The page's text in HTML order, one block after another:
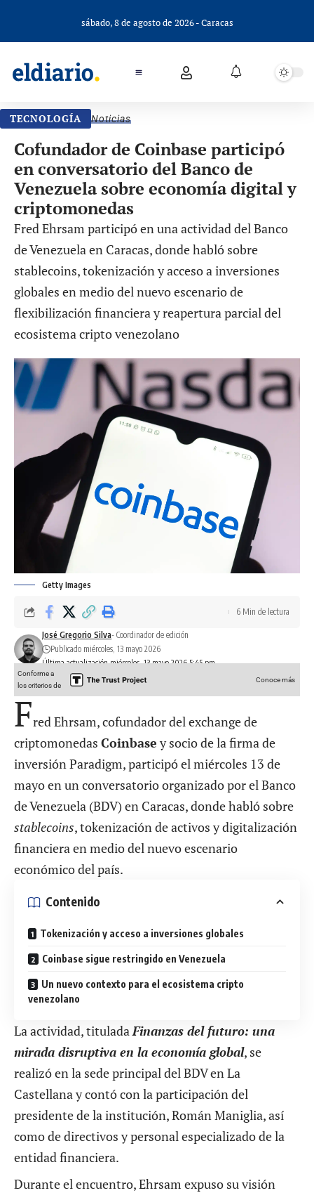
sábado, 8 de agosto de 2026 - Caracas
TECNOLOGÍA Noticias
Cofundador de Coinbase participó
en conversatorio del Banco de
Venezuela sobre economía digital y
criptomonedas
Fred Ehrsam participó en una actividad del Banco
de Venezuela en Caracas, donde habló sobre
stablecoins, tokenización y acceso a inversiones
globales en medio del nuevo escenario de
flexibilización financiera y reapertura parcial del
ecosistema cripto venezolano
Getty Images
Última actualización miércoles, 13 mayo 2026 5:45 pm
José Gregorio Silva- Coordinador de edición
Publicado miércoles, 13 mayo 2026
6 Min de lectura
Conforme a
los criterios de
Conoce más
Fred Ehrsam, cofundador del exchange de
criptomonedas Coinbase y socio de la firma de
inversión Paradigm, participó el miércoles 13 de
mayo en un conversatorio organizado por el Banco
de Venezuela (BDV) en Caracas, donde habló sobre
stablecoins, tokenización de activos y digitalización
financiera en medio del nuevo escenario
económico del país.
Contenido
Tokenización y acceso a inversiones globales
Coinbase sigue restringido en Venezuela
Un nuevo contexto para el ecosistema cripto
venezolano
La actividad, titulada Finanzas del futuro: una
mirada disruptiva en la economía global, se
realizó en la sede principal del BDV en La
Castellana y contó con la participación del
presidente de la institución, Román Maniglia, así
como de directivos y personal especializado de la
entidad financiera.
Durante el encuentro, Ehrsam expuso su visión